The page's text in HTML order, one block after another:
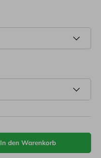
In den Warenkorb